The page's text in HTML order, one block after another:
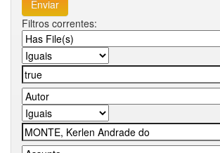
Filtros correntes: